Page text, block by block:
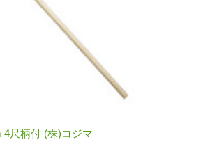
4尺柄付 (株)コジマ